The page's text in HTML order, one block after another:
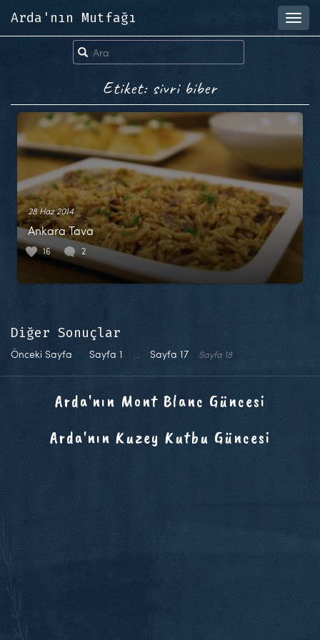
Arda'nın Mutfağı
Etiket: sivri biber
28 Haz 2014
Ankara Tava
16 2
Diğer Sonuçlar
Önceki Sayfa Sayfa 1 … Sayfa 17 Sayfa 18
Arda'nın Mont Blanc Güncesi
Arda'nın Kuzey Kutbu Güncesi